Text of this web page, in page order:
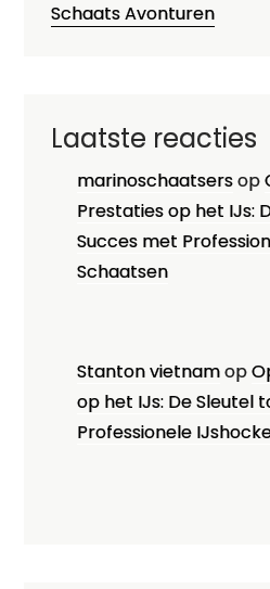
Schaats Avonturen
Laatste reacties
marinoschaatsersop
Prestaties op het IJs:
Succes met
Schaatsen
Stanton vietnamop
op het IJs: De Sleutel
Professionele